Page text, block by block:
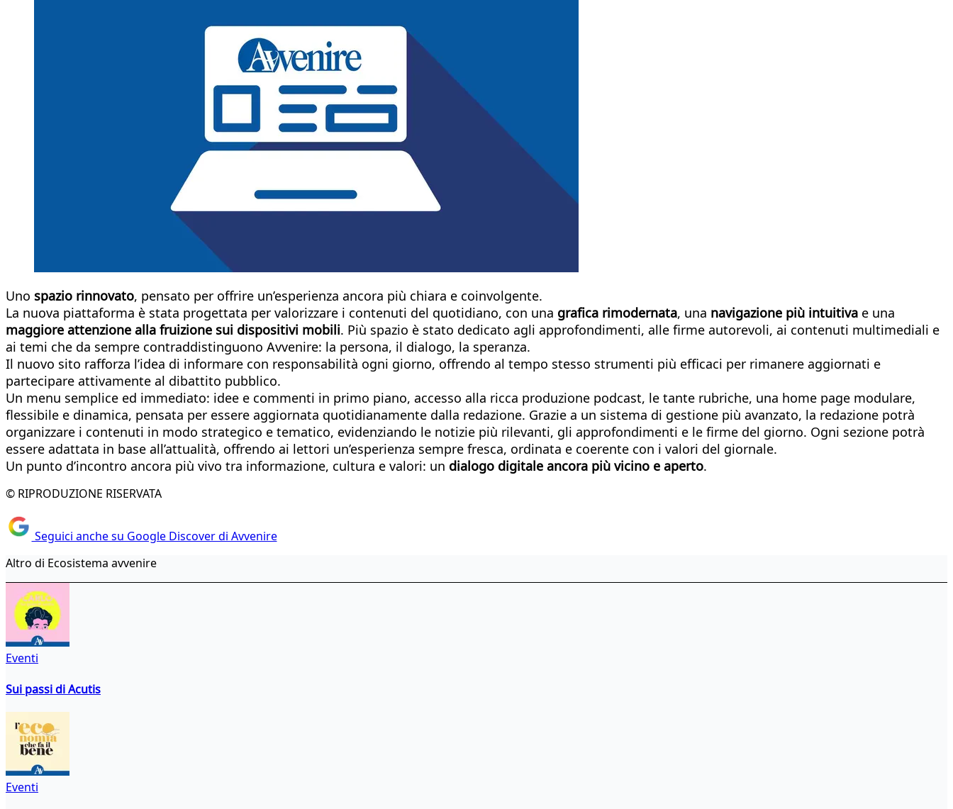
Uno spazio rinnovato, pensato per offrire un’esperienza ancora più chiara e coinvolgente.
La nuova piattaforma è stata progettata per valorizzare i contenuti del quotidiano, con una grafica rimodernata, una navigazione più intuitiva e una
maggiore attenzione alla fruizione sui dispositivi mobili. Più spazio è stato dedicato agli approfondimenti, alle firme autorevoli, ai contenuti multimediali e
ai temi che da sempre contraddistinguono Avvenire: la persona, il dialogo, la speranza.
Il nuovo sito rafforza l’idea di informare con responsabilità ogni giorno, offrendo al tempo stesso strumenti più efficaci per rimanere aggiornati e
partecipare attivamente al dibattito pubblico.
Un menu semplice ed immediato: idee e commenti in primo piano, accesso alla ricca produzione podcast, le tante rubriche, una home page modulare,
flessibile e dinamica, pensata per essere aggiornata quotidianamente dalla redazione. Grazie a un sistema di gestione più avanzato, la redazione potrà
organizzare i contenuti in modo strategico e tematico, evidenziando le notizie più rilevanti, gli approfondimenti e le firme del giorno. Ogni sezione potrà
essere adattata in base all’attualità, offrendo ai lettori un’esperienza sempre fresca, ordinata e coerente con i valori del giornale.
Un punto d’incontro ancora più vivo tra informazione, cultura e valori: un dialogo digitale ancora più vicino e aperto.
© RIPRODUZIONE RISERVATA
Seguici anche su Google Discover di Avvenire
Altro di Ecosistema avvenire
Eventi
Sui passi di Acutis
Eventi